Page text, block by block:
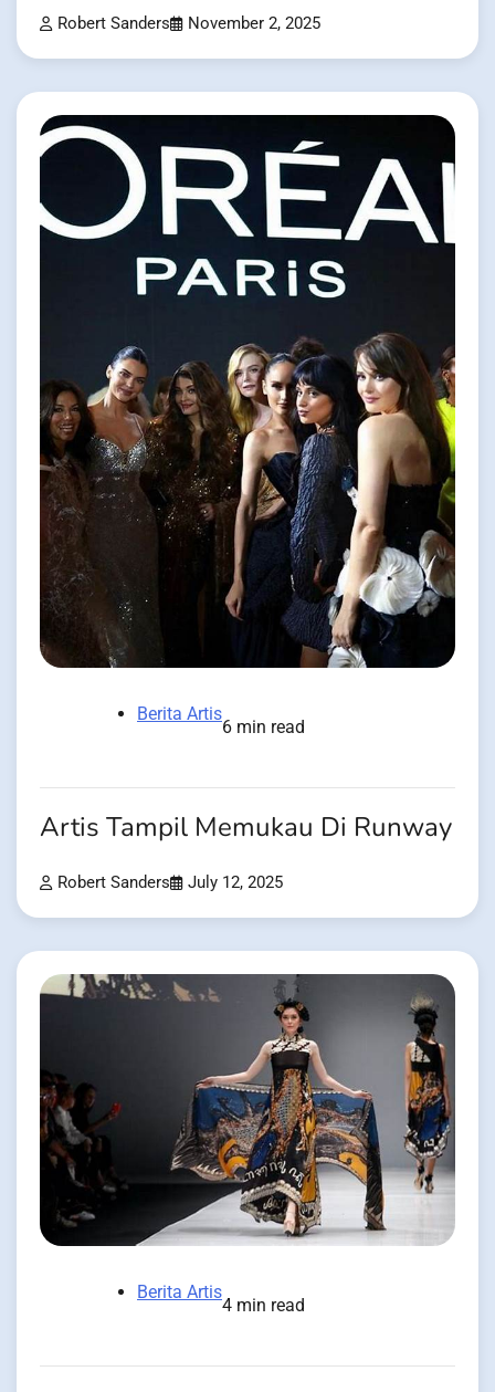
Robert Sanders November 2, 2025
Berita Artis
6 min read
Artis Tampil Memukau Di Runway
Robert Sanders July 12, 2025
Berita Artis
4 min read